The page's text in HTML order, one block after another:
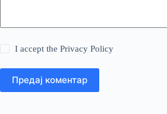
I accept thePrivacy Policy
Предај коментар